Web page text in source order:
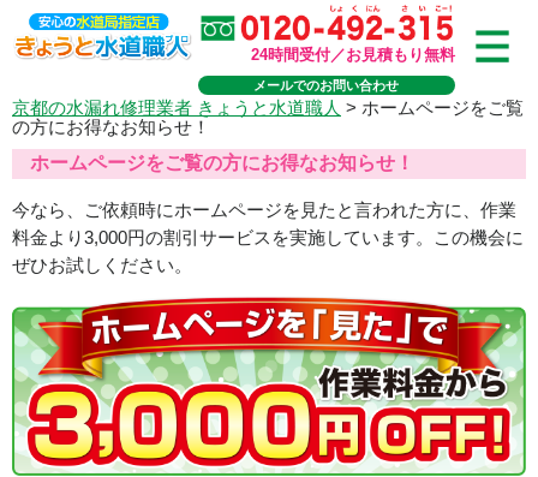
24時間受付／お見積もり無料
メールでのお問い合わせ
京都の水漏れ修理業者 きょうと水道職人 > ホームページをご覧
の方にお得なお知らせ！
ホームページをご覧の方にお得なお知らせ！
今なら、ご依頼時にホームページを見たと言われた方に、作業
料金より3,000円の割引サービスを実施しています。この機会に
ぜひお試しください。